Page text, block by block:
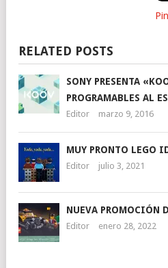
RELATED POSTS
SONY PRESENTA
PROGRAMABLES AL
Editor marzo 9, 2016
MUY PRONTO LEGO
Editor julio 3, 2021
NUEVA PROMOCIÓN
Editor enero 28, 2022